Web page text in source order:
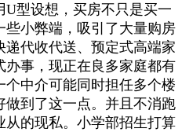
型设想，买房不只是买一
小弊端，吸引了大量购房
代收代送、预定式高端家
事，现正在良多家庭都有
中介可能同时担任多个楼
到了这一点。并且不消跑
的现私。小学部招生打算